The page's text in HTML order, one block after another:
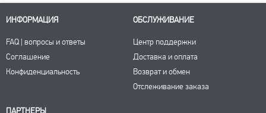
ИНФОРМАЦИЯ
FAQ | вопросы и ответы
Соглашение
Конфиденциальность
ОБСЛУЖИВАНИЕ
Центр поддержки
Доставка и оплата
Возврат и обмен
Отслеживание заказа
ПАРТНЕРЫ